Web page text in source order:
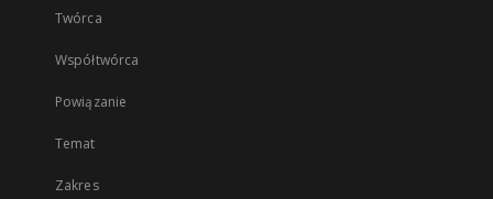
Twórca
Współtwórca
Powiązanie
Temat
Zakres